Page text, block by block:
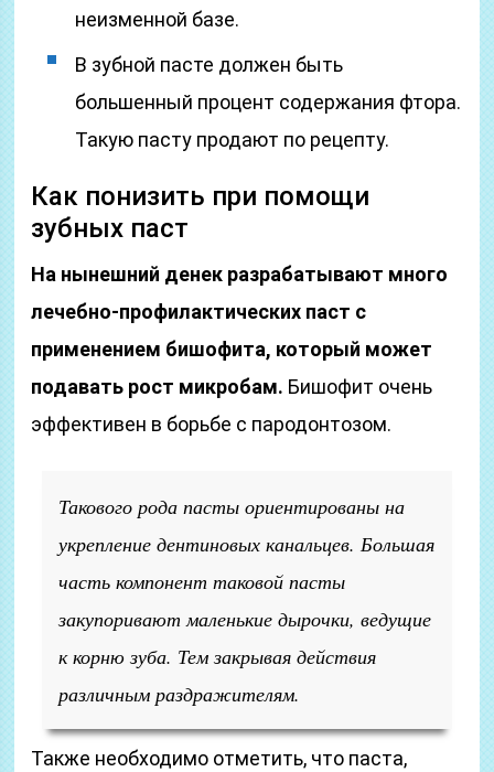
неизменной базе.
В зубной пасте должен быть
большенный процент содержания фтора.
Такую пасту продают по рецепту.
Как понизить при помощи
зубных паст
На нынешний денек разрабатывают много
лечебно-профилактических паст с
применением бишофита, который может
подавать рост микробам. Бишофит очень
эффективен в борьбе с пародонтозом.
Такового рода пасты ориентированы на
укрепление дентиновых канальцев. Большая
часть компонент таковой пасты
закупоривают маленькие дырочки, ведущие
к корню зуба. Тем закрывая действия
различным раздражителям.
Также необходимо отметить, что паста,